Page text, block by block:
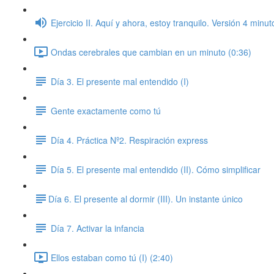
Ejercicio II. Aquí y ahora, estoy tranquilo. Versión 4
Ondas cerebrales que cambian en un minuto (0:36)
Día 3. El presente mal entendido (I)
Gente exactamente como tú
Día 4. Práctica Nº2. Respiración express
Día 5. El presente mal entendido (II). Cómo simplificar
​Día 6. El presente al dormir (III). Un instante único
Día 7. Activar la infancia
Ellos estaban como tú (I) (2:40)